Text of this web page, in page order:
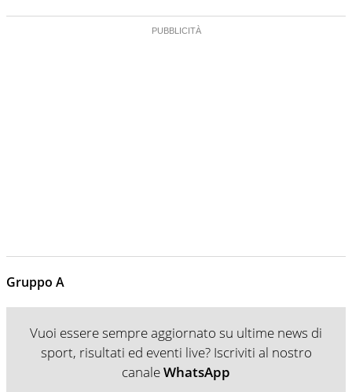
Gruppo A
Vuoi essere sempre aggiornato su ultime news di
sport, risultati ed eventi live? Iscriviti al nostro
canaleWhatsApp